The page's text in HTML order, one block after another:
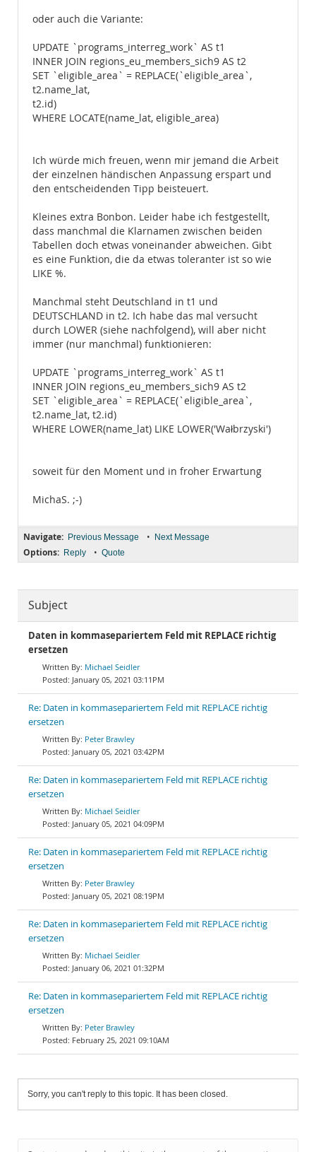
oder auch die Variante:
UPDATE `programs_interreg_work` AS t1
INNER JOIN regions_eu_members_sich9 AS t2
SET `eligible_area` = REPLACE(`eligible_area`,
t2.name_lat,
t2.id)
WHERE LOCATE(name_lat, eligible_area)
Ich würde mich freuen, wenn mir jemand die Arbeit
der einzelnen händischen Anpassung erspart und
den entscheidenden Tipp beisteuert.
Kleines extra Bonbon. Leider habe ich festgestellt,
dass manchmal die Klarnamen zwischen beiden
Tabellen doch etwas voneinander abweichen. Gibt
es eine Funktion, die da etwas toleranter ist so wie
LIKE %.
Manchmal steht Deutschland in t1 und
DEUTSCHLAND in t2. Ich habe das mal versucht
durch LOWER (siehe nachfolgend), will aber nicht
immer (nur manchmal) funktionieren:
UPDATE `programs_interreg_work` AS t1
INNER JOIN regions_eu_members_sich9 AS t2
SET `eligible_area` = REPLACE(`eligible_area`,
t2.name_lat, t2.id)
WHERE LOWER(name_lat) LIKE LOWER('Wałbrzyski')
soweit für den Moment und in froher Erwartung
MichaS. ;-)
Navigate: Previous Message • Next Message
Options: Reply • Quote
Subject
Daten in kommasepariertem Feld mit REPLACE richtig
ersetzen
Michael Seidler
January 05, 2021 03:11PM
Re: Daten in kommasepariertem Feld mit REPLACE richtig
ersetzen
Peter Brawley
January 05, 2021 03:42PM
Re: Daten in kommasepariertem Feld mit REPLACE richtig
ersetzen
Michael Seidler
January 05, 2021 04:09PM
Re: Daten in kommasepariertem Feld mit REPLACE richtig
ersetzen
Peter Brawley
January 05, 2021 08:19PM
Re: Daten in kommasepariertem Feld mit REPLACE richtig
ersetzen
Michael Seidler
January 06, 2021 01:32PM
Re: Daten in kommasepariertem Feld mit REPLACE richtig
ersetzen
Peter Brawley
February 25, 2021 09:10AM
Sorry, you can't reply to this topic. It has been closed.